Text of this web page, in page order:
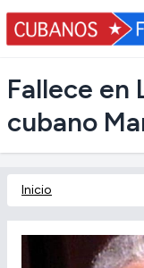
Fallece en
cubano
Inicio